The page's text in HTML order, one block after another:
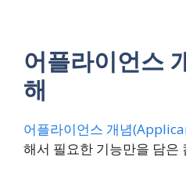
어플라이언스
해
어플라이언스 개념
해서 필요한 기능만을 담은